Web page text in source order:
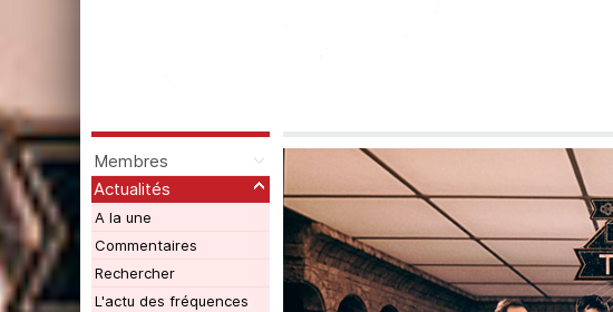
Membres
Actualités
A la une
Commentaires
Rechercher
L'actu des fréquences